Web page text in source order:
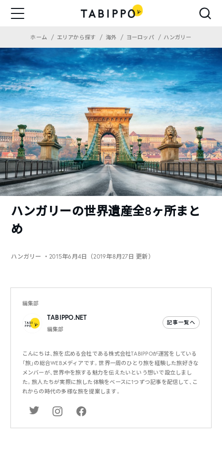
ホーム エリアから探す 海外 ヨーロッパ ハンガリー
ハンガリーの世界遺産全8ヶ所まと
め
ハンガリー ・2015年6月4日（2019年8月27日 更新）
編集部
TABIPPO.NET
編集部
記事一覧へ
こんにちは、旅を広める会社である株式会社TABIPPOが運営をしている
「旅」の総合WEBメディアです。世界一周のひとり旅を経験した旅好きな
メンバーが、世界中を旅する魅力を伝えたいという想いで設立しまし
た。旅人たちが実際に旅した体験をベースに1つずつ記事を配信して、こ
れからの時代の多様な旅を提案します。